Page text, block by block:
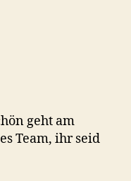
geht am
Team, ihr seid